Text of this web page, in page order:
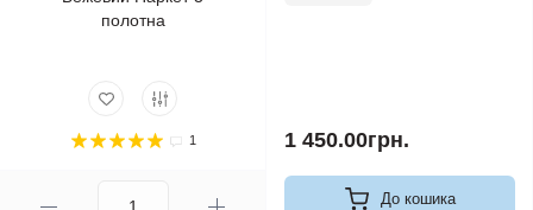
1 1 450.00грн.
До кошика